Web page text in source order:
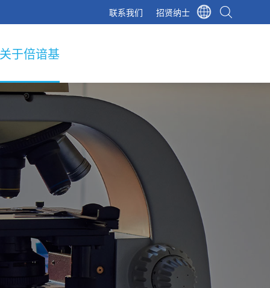
联系我们 招贤纳士
关于倍谙基